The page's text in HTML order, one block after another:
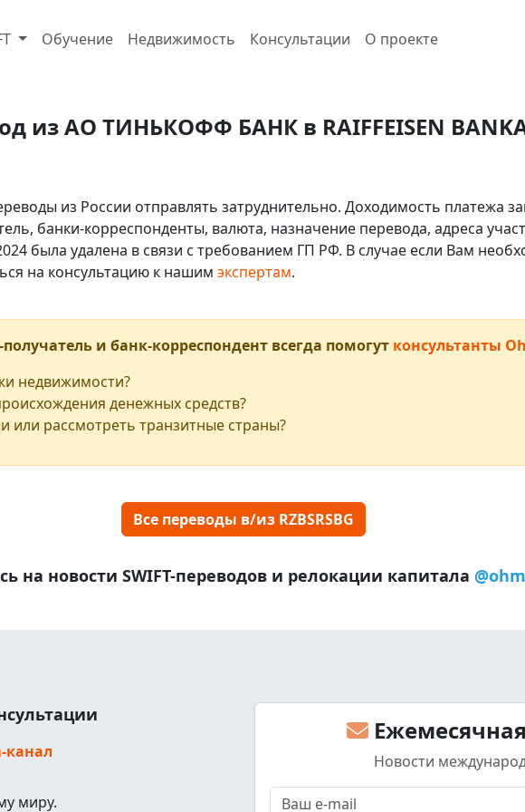
Обучение Недвижимость Консультации О проекте
из АО ТИНЬКОФФ БАНК в RAIFFEISEN
из России отправлять затруднительно. Доходимость платежа
банки-корреспонденты, валюта, назначение перевода, адреса
была удалена в связи с требованием ГП РФ. В случае если Вам
на консультацию к нашим экспертам.
и банк-корреспондент всегда помогут консультанты
недвижимости?
денежных средств?
или рассмотреть транзитные страны?
Все переводы в/из RZBSRSBG
на новости SWIFT-переводов и релокации капитала
канал
миру.
Новости